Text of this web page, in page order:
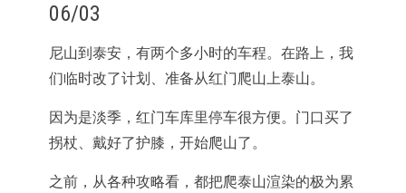
06/03
尼山到泰安，有两个多小时的车程。在路上，我
们临时改了计划、准备从红门爬山上泰山。
因为是淡季，红门车库里停车很方便。门口买了
拐杖、戴好了护膝，开始爬山了。
之前，从各种攻略看，都把爬泰山渲染的极为累